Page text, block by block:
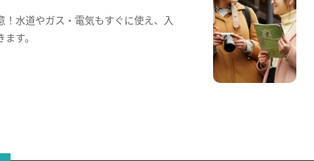
！水道やガス・電気もすぐに使え、入
す。